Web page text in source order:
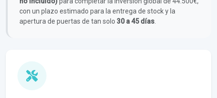
con un plazo estimado para la entrega de stock y la
apertura de puertas de tan solo 30 a 45 días